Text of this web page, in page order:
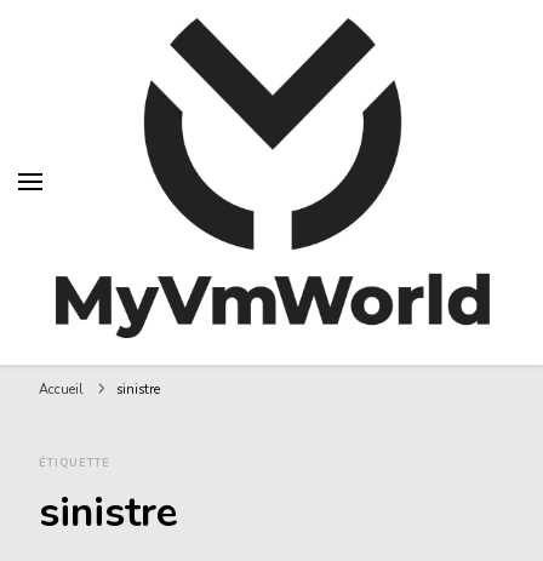
MyVMworld
Accueil sinistre
ÉTIQUETTE
sinistre